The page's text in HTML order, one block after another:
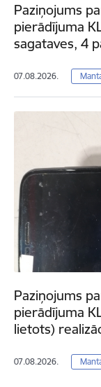
Paziņojums
pierādījuma
sagataves, 4
07.08.2026.
Paziņojums
pierādījuma
lietots)
07.08.2026.